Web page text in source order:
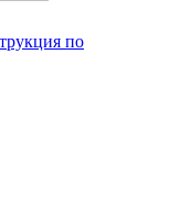
по